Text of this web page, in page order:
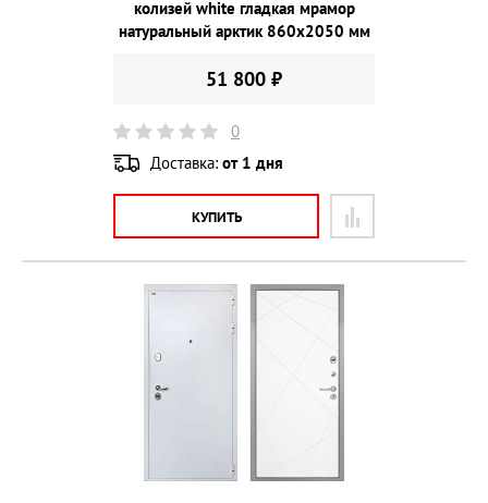
колизей white гладкая мрамор
натуральный арктик 860х2050 мм
51 800 ₽
0
Доставка: от 1 дня
КУПИТЬ